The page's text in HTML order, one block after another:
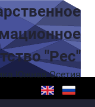
"Рес"
Южная Осетия